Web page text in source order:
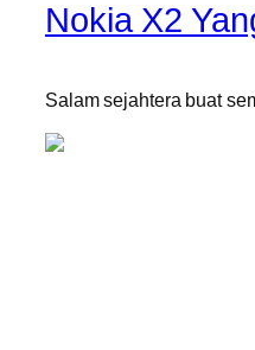
Nokia X2
Salam sejahtera buat